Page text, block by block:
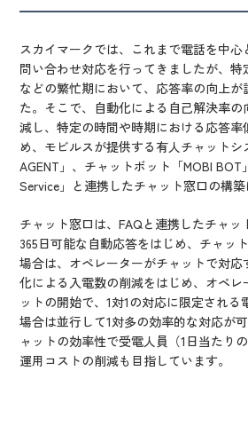
スカイマークでは、これまで電話を中
問い合わせ対応を行ってきましたが、
などの繁忙期において、応答率の向上が
た。そこで、自動化による自己解決率
減し、特定の時間や時期における応答率
め、モビルスが提供する有人チャットシ
AGENT」、チャットボット「MOBI
Service」と連携したチャット窓口の構築
チャット窓口は、FAQと連携したチャ
365日可能な自動応答をはじめ、チャッ
場合は、オペレーターがチャットで対
化による入電数の削減をはじめ、オペレ
ットの開始で、1対1の対応に限定され
場合は並行して1対多の効率的な対応が
ャットの効率性で受電人員（1日当たり
運用コストの削減も目指しています。